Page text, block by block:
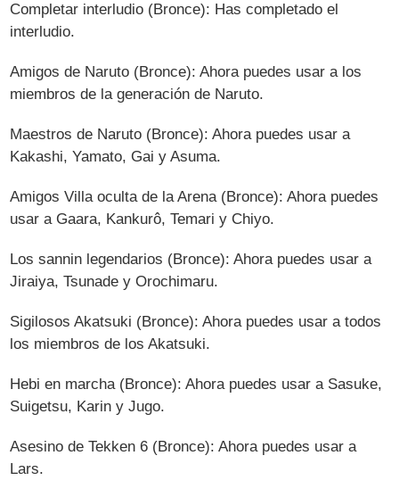
Completar interludio (Bronce): Has completado el
interludio.
Amigos de Naruto (Bronce): Ahora puedes usar a los
miembros de la generación de Naruto.
Maestros de Naruto (Bronce): Ahora puedes usar a
Kakashi, Yamato, Gai y Asuma.
Amigos Villa oculta de la Arena (Bronce): Ahora puedes
usar a Gaara, Kankurô, Temari y Chiyo.
Los sannin legendarios (Bronce): Ahora puedes usar a
Jiraiya, Tsunade y Orochimaru.
Sigilosos Akatsuki (Bronce): Ahora puedes usar a todos
los miembros de los Akatsuki.
Hebi en marcha (Bronce): Ahora puedes usar a Sasuke,
Suigetsu, Karin y Jugo.
Asesino de Tekken 6 (Bronce): Ahora puedes usar a
Lars.